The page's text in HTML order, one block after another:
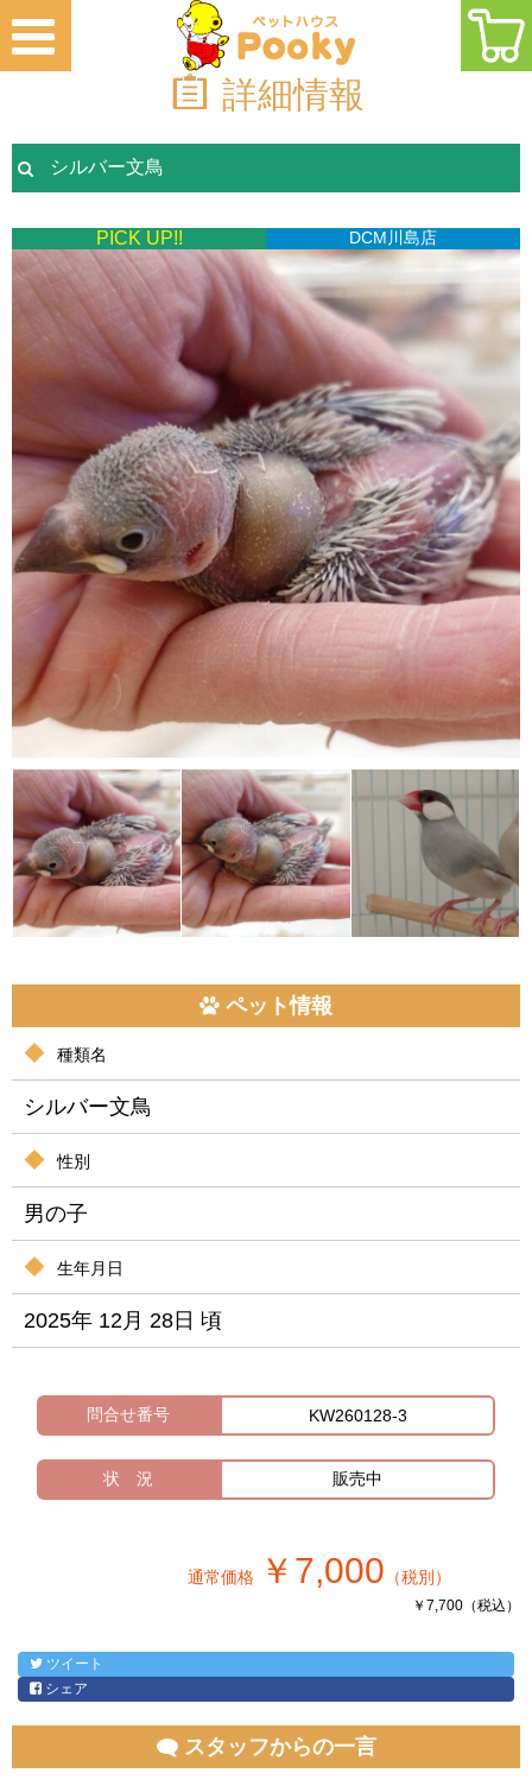
詳細情報
シルバー文鳥
PICK UP!! DCM川島店
ペット情報
種類名
シルバー文鳥
性別
男の子
生年月日
2025年 12月 28日 頃
問合せ番号 KW260128-3
状 況 販売中
通常価格 ￥7,000 （税別）
￥7,700（税込）
ツイート
シェア
スタッフからの一言